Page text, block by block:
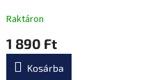
Raktáron
1 890 Ft
Kosárba